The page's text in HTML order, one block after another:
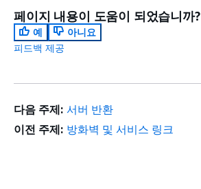
페이지 내용이 도움이 되었습니까?
예
아니요
피드백 제공
다음 주제: 서버 반환
이전 주제: 방화벽 및 서비스 링크